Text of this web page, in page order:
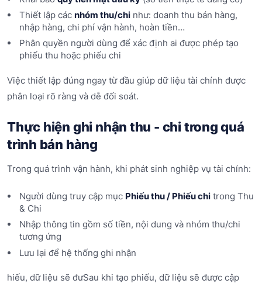
Thiết lập các nhóm thu/chinhư: doanh thu bán hàng,
nhập hàng, chi phí vận hành, hoàn tiền…
Phân quyền người dùng để xác định ai được phép tạo
phiếu thu hoặc phiếu chi
Việc thiết lập đúng ngay từ đầu giúp dữ liệu tài chính được
phân loại rõ ràng và dễ đối soát.
Thực hiện ghi nhận thu - chi trong quá
trình bán hàng
Trong quá trình vận hành, khi phát sinh nghiệp vụ tài chính:
Người dùng truy cập mục Phiếu thu / Phiếu chitrong Thu
& Chi
Nhập thông tin gồm số tiền, nội dung và nhóm thu/chi
tương ứng
Lưu lại để hệ thống ghi nhận
hiếu, dữ liệu sẽ đưSau khi tạo phiếu, dữ liệu sẽ được cập